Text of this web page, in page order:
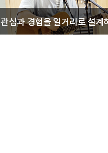
관심과 경험을 일거리로 설계